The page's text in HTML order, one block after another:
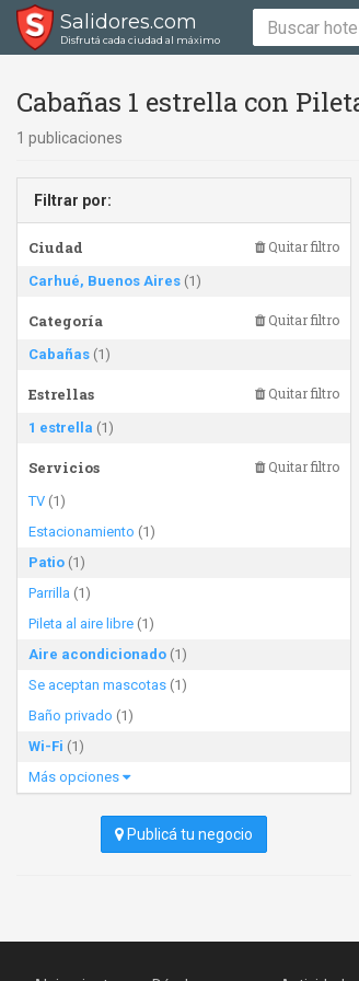
Salidores.com
Disfrutá cada ciudad al máximo
Cabañas 1 estrella con
1 publicaciones
Filtrar por:
Ciudad Quitar filtro
Carhué, Buenos Aires (1)
Categoría Quitar filtro
Cabañas (1)
Estrellas Quitar filtro
1 estrella (1)
Servicios Quitar filtro
TV (1)
Estacionamiento (1)
Patio (1)
Parrilla (1)
Pileta al aire libre (1)
Aire acondicionado (1)
Se aceptan mascotas (1)
Baño privado (1)
Wi-Fi (1)
Más opciones
Publicá tu negocio